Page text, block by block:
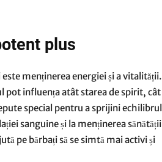
plus
menținerea energiei și a vitalității.
pot influența atât starea de spirit, cât
special pentru a sprijini echilibrul
sanguine și la menținerea sănătății
pe bărbați să se simtă mai activi și